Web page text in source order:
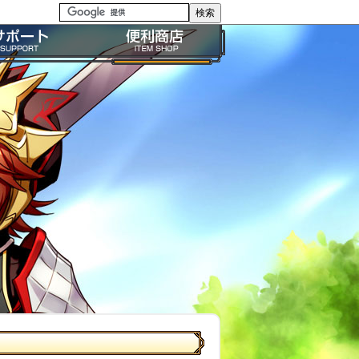
質問・FAQ
い合わせ
ドライン
用規約
便利商店ガイド
BP購入ガイド